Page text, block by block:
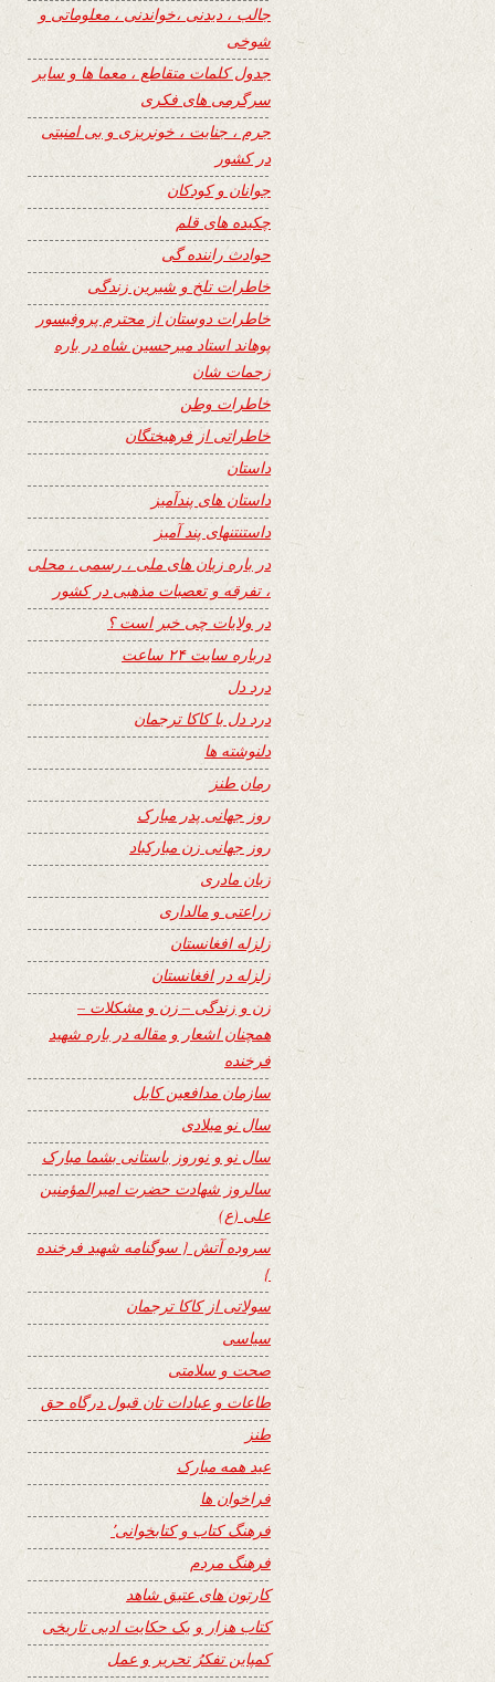
جالب ، دیدنی ،خواندنی ، معلوماتی و
شوخی
جدول کلمات متقاطع ، معما ها و سایر
سرگرمی های فکری
جرم ، جنایت ، خونریزی و بی امنیتی
در کشور
جوانان و کودکان
چکیده های قلم
حوادث راننده گی
خاطرات تلخ و شیرین زندگی
خاطرات دوستان از محترم پروفیسور
پوهاند استاد میرحسین شاه در باره
زحمات شان
خاطرات وطن
خاطراتی از فرهیختگان
داستان
داستان های پندآمیز
داستنتنهای پند آمیز
در باره زبان های ملی ، رسمی ، محلی
، تفرقه و تعصبات مذهبی در کشور
در ولایات چی خبر است ؟
درباره سایت ۲۴ ساعت
درد دل
درد دل با کاکا ترجمان
دلنوشته ها
رمان طنز
روز جهانی پدر مبارک
روز جهانی زن مبارکباد
زبان مادری
زراعتی و مالداری
زلزله افغانستان
زلزله در افغانستان
زن و زندگی – زن و مشکلات –
همچنان اشعار و مقاله در باره شهید
فرخنده
سازمان مدافعین کابل
سال نو میلادی
سال نو و نوروز باستانی بشما مبارک
سالروز شهادت حضرت امیرالمؤمنین
علی (ع)
سروده آتش { سوگنامه شهید فرخنده
}
سولاتی از کاکا ترجمان
سیاسی
صحت و سلامتی
طاعات و عبادات تان قبول درگاه حق
طنز
عید همه مبارک
فراخوان ها
فرهنگ کتاب و کتابخوانی٬
فرهنگ مردم
کارتون های عتیق شاهد
کتاب هزار و یک حکایت ادبی تاریخی
کمپاین تفکرُ تحریر و عمل